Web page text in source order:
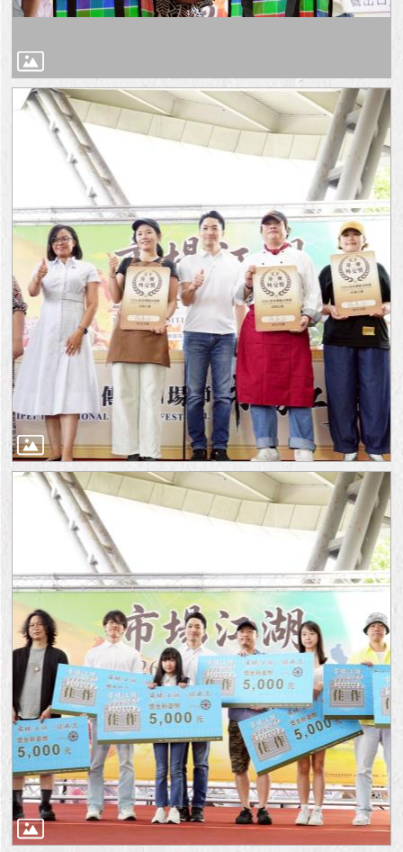
與
專
臺
北
府
網
料
開
放
宣
告
隱
私
權
及
策
RSS
聯
絡
我
們
（陳
情
系
統
1999）